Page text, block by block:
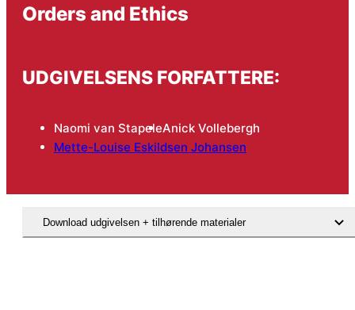
Orders and Ethics
UDGIVELSENS FORFATTERE:
Naomi van StapeleAnick Vollebergh
Mette-Louise Eskildsen Johansen
Download udgivelsen + tilhørende materialer